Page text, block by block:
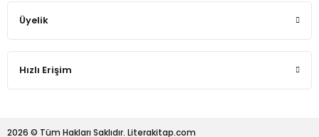
Üyelik
Hızlı Erişim
2026 © Tüm Hakları Saklıdır. Literakitap.com